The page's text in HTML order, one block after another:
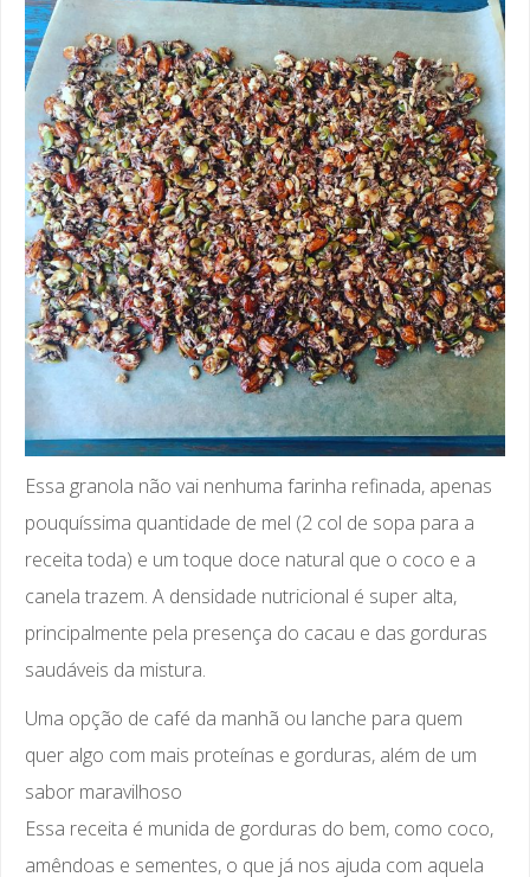
Essa granola não vai nenhuma farinha refinada, apenas
pouquíssima quantidade de mel (2 col de sopa para a
receita toda) e um toque doce natural que o coco e a
canela trazem. A densidade nutricional é super alta,
principalmente pela presença do cacau e das gorduras
saudáveis da mistura.
Uma opção de café da manhã ou lanche para quem
quer algo com mais proteínas e gorduras, além de um
sabor maravilhoso
Essa receita é munida de gorduras do bem, como coco,
amêndoas e sementes, o que já nos ajuda com aquela